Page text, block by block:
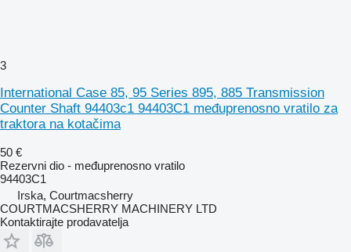
3
International Case 85, 95 Series 895, 885 Transmission
Counter Shaft 94403c1 94403C1 međuprenosno vratilo za
traktora na kotačima
50 €
Rezervni dio - međuprenosno vratilo
94403C1
Irska, Courtmacsherry
COURTMACSHERRY MACHINERY LTD
Kontaktirajte prodavatelja